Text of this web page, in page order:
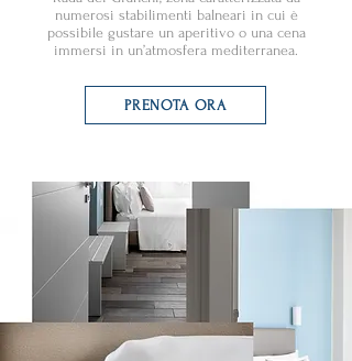
numerosi stabilimenti balneari in cui è
possibile gustare un aperitivo o una cena
immersi in un’atmosfera mediterranea.
PRENOTA ORA